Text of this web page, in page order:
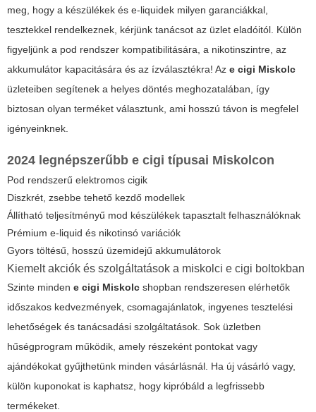
meg, hogy a készülékek és e-liquidek milyen garanciákkal,
tesztekkel rendelkeznek, kérjünk tanácsot az üzlet eladóitól. Külön
figyeljünk a pod rendszer kompatibilitására, a nikotinszintre, az
akkumulátor kapacitására és az ízválasztékra! Az e cigi Miskolc
üzleteiben segítenek a helyes döntés meghozatalában, így
biztosan olyan terméket választunk, ami hosszú távon is megfelel
igényeinknek.
2024 legnépszerűbb e cigi típusai Miskolcon
Pod rendszerű elektromos cigik
Diszkrét, zsebbe tehető kezdő modellek
Állítható teljesítményű mod készülékek tapasztalt felhasználóknak
Prémium e-liquid és nikotinsó variációk
Gyors töltésű, hosszú üzemidejű akkumulátorok
Kiemelt akciók és szolgáltatások a miskolci e cigi boltokban
Szinte minden e cigi Miskolc shopban rendszeresen elérhetők
időszakos kedvezmények, csomagajánlatok, ingyenes tesztelési
lehetőségek és tanácsadási szolgáltatások. Sok üzletben
hűségprogram működik, amely részeként pontokat vagy
ajándékokat gyűjthetünk minden vásárlásnál. Ha új vásárló vagy,
külön kuponokat is kaphatsz, hogy kipróbáld a legfrissebb
termékeket.